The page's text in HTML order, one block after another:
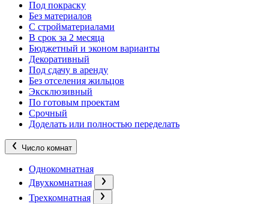
Под покраску
Без материалов
С стройматериалами
В срок за 2 месяца
Бюджетный и эконом варианты
Декоративный
Под сдачу в аренду
Без отселения жильцов
Эксклюзивный
По готовым проектам
Срочный
Доделать или полностью переделать
Число комнат
Однокомнатная
Двухкомнатная
Трехкомнатная